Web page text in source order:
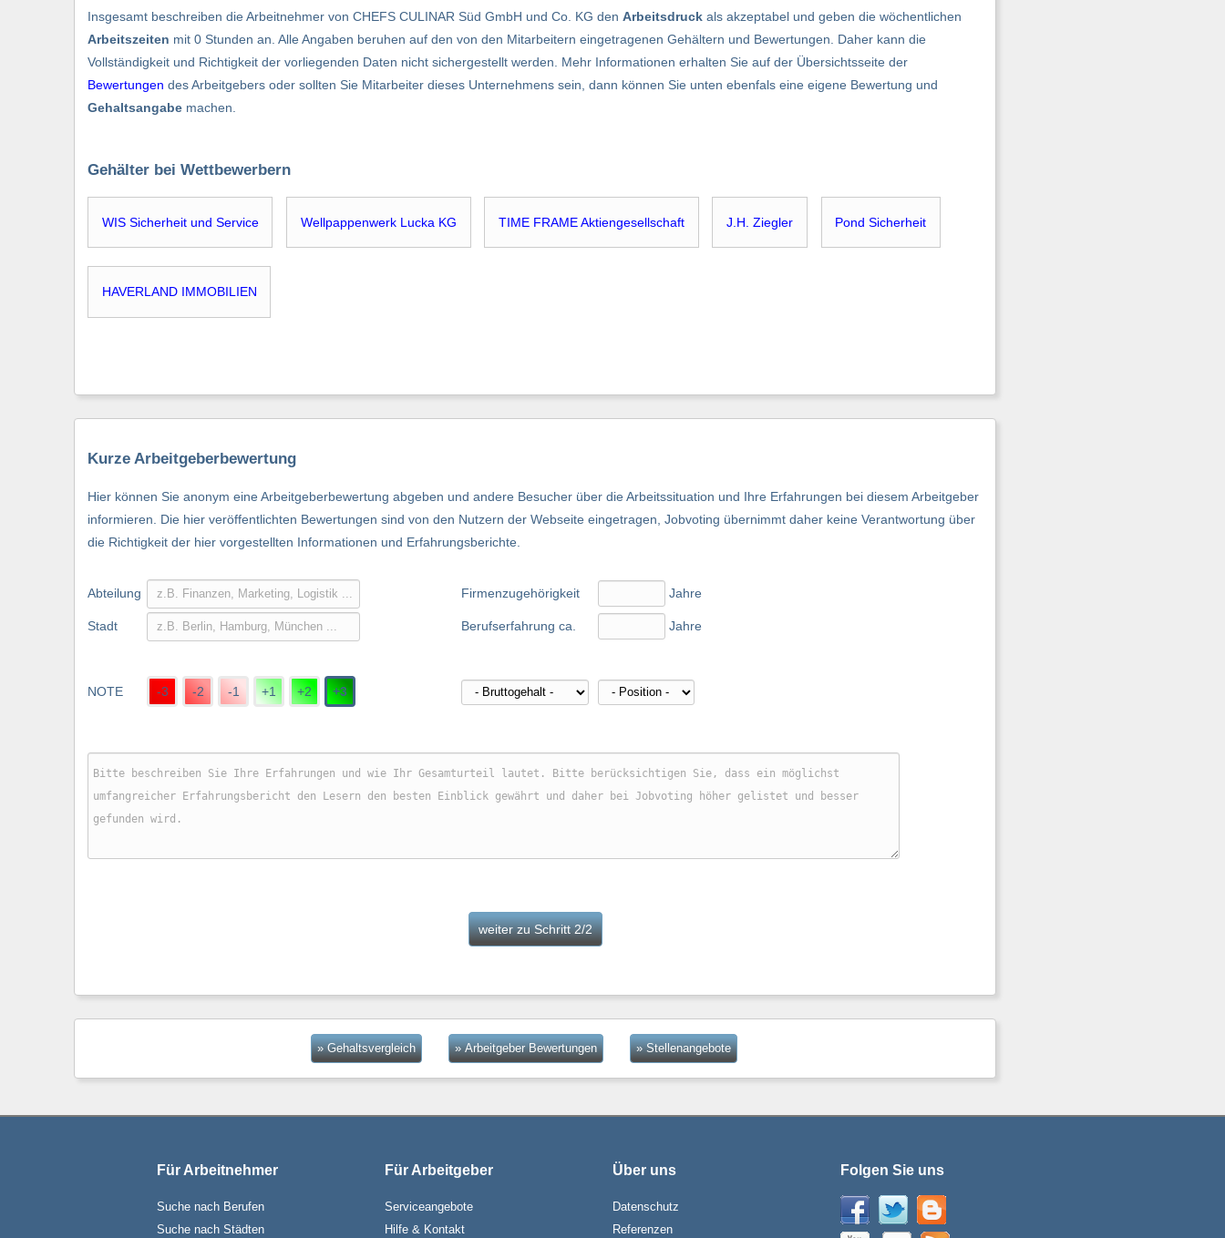
Insgesamt beschreiben die Arbeitnehmer von CHEFS CULINAR Süd GmbH und Co. KG den Arbeitsdruck als akzeptabel und geben die wöchentlichen
Arbeitszeiten mit 0 Stunden an. Alle Angaben beruhen auf den von den Mitarbeitern eingetragenen Gehältern und Bewertungen. Daher kann die
Vollständigkeit und Richtigkeit der vorliegenden Daten nicht sichergestellt werden. Mehr Informationen erhalten Sie auf der Übersichtsseite der
Bewertungen des Arbeitgebers oder sollten Sie Mitarbeiter dieses Unternehmens sein, dann können Sie unten ebenfals eine eigene Bewertung und
Gehaltsangabe machen.
Gehälter bei Wettbewerbern
WIS Sicherheit und Service Wellpappenwerk Lucka KG TIME FRAME Aktiengesellschaft J.H. Ziegler Pond Sicherheit
HAVERLAND IMMOBILIEN
Kurze Arbeitgeberbewertung
Hier können Sie anonym eine Arbeitgeberbewertung abgeben und andere Besucher über die Arbeitssituation und Ihre Erfahrungen bei diesem Arbeitgeber
informieren. Die hier veröffentlichten Bewertungen sind von den Nutzern der Webseite eingetragen, Jobvoting übernimmt daher keine Verantwortung über
die Richtigkeit der hier vorgestellten Informationen und Erfahrungsberichte.
Abteilung
Stadt
NOTE -3 -2 -1 +1 +2 +3
Firmenzugehörigkeit
Berufserfahrung ca.
Jahre
Jahre
» Gehaltsvergleich » Arbeitgeber Bewertungen » Stellenangebote
Für Arbeitnehmer
Suche nach Berufen
Suche nach Städten
Für Arbeitgeber
Serviceangebote
Hilfe & Kontakt
Über uns
Datenschutz
Referenzen
Folgen Sie uns